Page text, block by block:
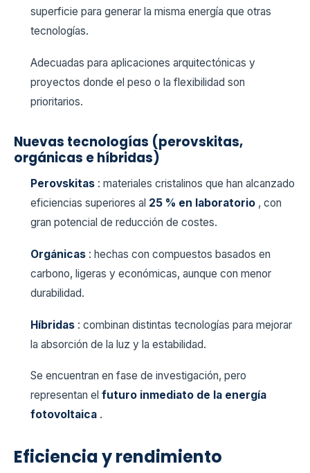
superficie para generar la misma energía que otras
tecnologías.
Adecuadas para aplicaciones arquitectónicas y
proyectos donde el peso o la flexibilidad son
prioritarios.
Nuevas tecnologías (perovskitas,
orgánicas e híbridas)
Perovskitas : materiales cristalinos que han alcanzado
eficiencias superiores al 25 % en laboratorio , con
gran potencial de reducción de costes.
Orgánicas : hechas con compuestos basados en
carbono, ligeras y económicas, aunque con menor
durabilidad.
Híbridas : combinan distintas tecnologías para mejorar
la absorción de la luz y la estabilidad.
Se encuentran en fase de investigación, pero
representan el futuro inmediato de la energía
fotovoltaica .
Eficiencia y rendimiento